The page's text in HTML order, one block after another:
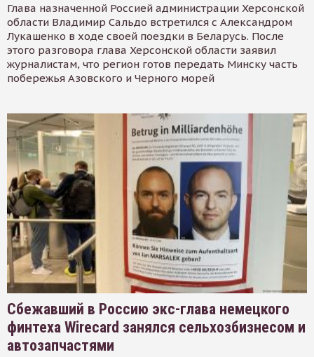
Глава назначенной Россией администрации Херсонской
области Владимир Сальдо встретился с Александром
Лукашенко в ходе своей поездки в Беларусь. После
этого разговора глава Херсонской области заявил
журналистам, что регион готов передать Минску часть
побережья Азовского и Черного морей
Сбежавший в Россию экс-глава немецкого
финтеха Wirecard занялся сельхозбизнесом и
автозапчастями